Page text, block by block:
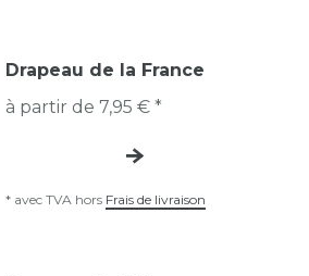
Drapeau de la France
à partir de 7,95 € *
* avec TVA hors Frais de livraison